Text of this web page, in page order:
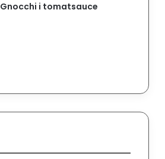
Gnocchi i tomatsauce